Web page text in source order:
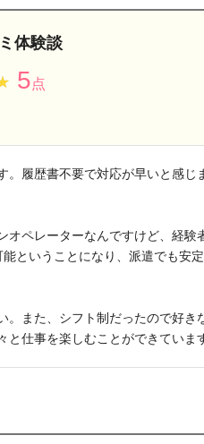
体験談
5点
。履歴書不要で対応が早いと感じ
オペレーターなんですけど、経験
ということになり、派遣でも安
。また、シフト制だったので好き
仕事を楽しむことができていま